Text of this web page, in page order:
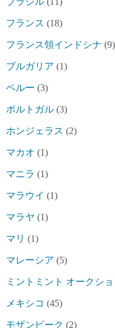
フランス (18)
フランス領インドシナ (9)
ブルガリア (1)
ペルー (3)
ポルトガル (3)
ホンジェラス (2)
マカオ (1)
マニラ (1)
マラウイ (1)
マラヤ (1)
マリ (1)
マレーシア (5)
ミントミント オークシ
メキシコ (45)
モザンビーク (2)